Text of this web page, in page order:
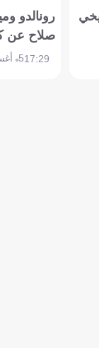
رونالدو
صلاح عن
17:295 أغسطس 2026